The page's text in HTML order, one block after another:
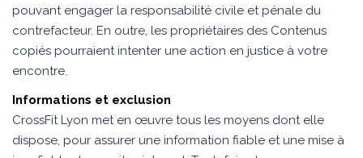
pouvant engager la responsabilité civile et pénale du
contrefacteur. En outre, les propriétaires des Contenus
copiés pourraient intenter une action en justice à votre
encontre.
Informations et exclusion
CrossFit Lyon met en œuvre tous les moyens dont elle
dispose, pour assurer une information fiable et une mise à